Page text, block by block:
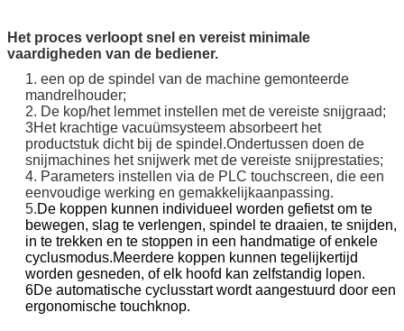
Het proces verloopt snel en vereist minimale
vaardigheden van de bediener.
1. een op de spindel van de machine gemonteerde
mandrelhouder;
2. De kop/het lemmet instellen met de vereiste snijgraad;
3Het krachtige vacuümsysteem absorbeert het
productstuk dicht bij de spindel.Ondertussen doen de
snijmachines het snijwerk met de vereiste snijprestaties;
4. Parameters instellen via de PLC touchscreen, die een
eenvoudige werking en gemakkelijkaanpassing.
5.De koppen kunnen individueel worden gefietst om te
bewegen, slag te verlengen, spindel te draaien, te snijden,
in te trekken en te stoppen in een handmatige of enkele
cyclusmodus.Meerdere koppen kunnen tegelijkertijd
worden gesneden, of elk hoofd kan zelfstandig lopen.
6De automatische cyclusstart wordt aangestuurd door een
ergonomische touchknop.